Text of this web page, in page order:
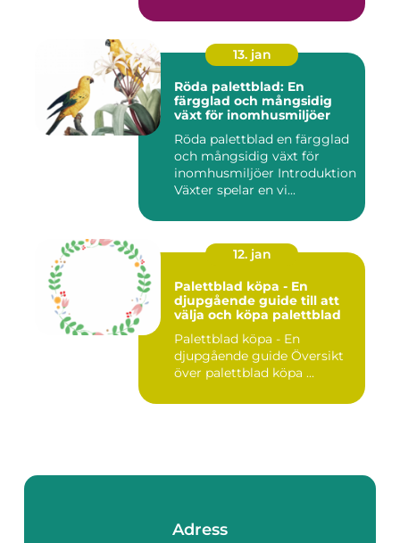
13. jan
Röda palettblad: En
färgglad och mångsidig
växt för inomhusmiljöer
Röda palettblad en färgglad
och mångsidig växt för
inomhusmiljöer Introduktion
Växter spelar en vi...
12. jan
Palettblad köpa - En
djupgående guide till att
välja och köpa palettblad
Palettblad köpa - En
djupgående guide Översikt
över palettblad köpa ...
Adress